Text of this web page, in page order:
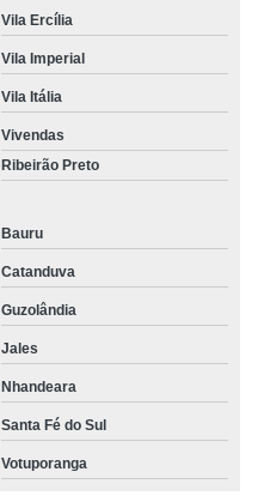
Vila Ercília
Vila Imperial
Vila Itália
Vivendas
Ribeirão Preto
Bauru
Catanduva
Guzolândia
Jales
Nhandeara
Santa Fé do Sul
Votuporanga